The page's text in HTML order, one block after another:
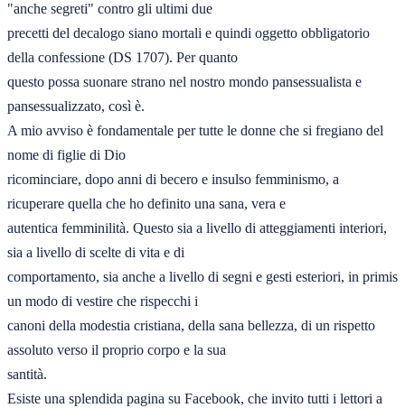
"anche segreti" contro gli ultimi due
precetti del decalogo siano mortali e quindi oggetto obbligatorio
della confessione (DS 1707). Per quanto
questo possa suonare strano nel nostro mondo pansessualista e
pansessualizzato, così è.
A mio avviso è fondamentale per tutte le donne che si fregiano del
nome di figlie di Dio
ricominciare, dopo anni di becero e insulso femminismo, a
ricuperare quella che ho definito una sana, vera e
autentica femminilità. Questo sia a livello di atteggiamenti interiori,
sia a livello di scelte di vita e di
comportamento, sia anche a livello di segni e gesti esteriori, in primis
un modo di vestire che rispecchi i
canoni della modestia cristiana, della sana bellezza, di un rispetto
assoluto verso il proprio corpo e la sua
santità.
Esiste una splendida pagina su Facebook, che invito tutti i lettori a